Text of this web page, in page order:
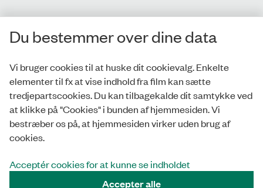
CVR-nr.: 77806113
EAN-nr.: 5798000016002
Privatlivspolitik
Whistleblowerordning
Tilgængelighedserklæring
Du bestemmer over dine data
Vi bruger cookies til at huske dit cookievalg. Enkelte
elementer til fx at vise indhold fra film kan sætte
tredjepartscookies. Du kan tilbagekalde dit samtykke ved
at klikke på "Cookies" i bunden af hjemmesiden. Vi
bestræber os på, at hjemmesiden virker uden brug af
cookies.
Acceptér cookies for at kunne se indholdet
Accepter alle